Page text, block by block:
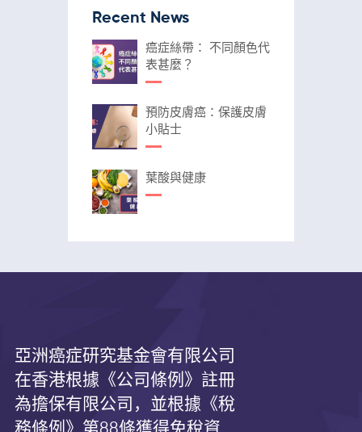
Recent News
癌症絲帶： 不同顏色代
表甚麼？
預防皮膚癌：保護皮膚
小貼士
葉酸與健康
亞洲癌症研究基金會有限公司
在香港根據《公司條例》註冊
為擔保有限公司，並根據《稅